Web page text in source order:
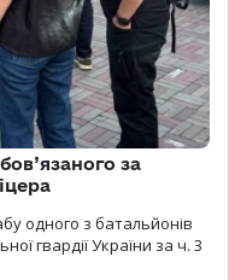
за
одного з батальйонів
гвардії України за ч. 3